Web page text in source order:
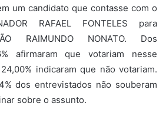
um candidato que contasse com o
RAFAEL FONTELES para
RAIMUNDO NONATO. Dos
afirmaram que votariam nesse
indicaram que não votariam.
dos entrevistados não souberam
sobre o assunto.